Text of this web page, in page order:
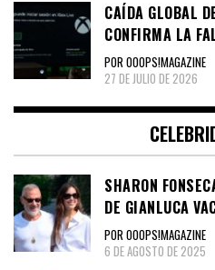
CAÍDA GLOBAL
CONFIRMA LA
POR OOOPS!MAGAZINE
27 DE JULIO DE 2026
SHARON
DE GIANLUCA
POR OOOPS!MAGAZINE
6 DE AGOSTO DE 2025